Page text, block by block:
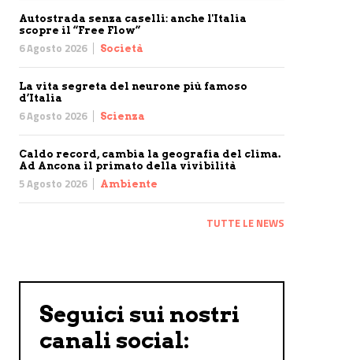
Autostrada senza caselli: anche l'Italia
scopre il “Free Flow”
6 Agosto 2026 Società
La vita segreta del neurone più famoso
d’Italia
6 Agosto 2026 Scienza
Caldo record, cambia la geografia del clima.
Ad Ancona il primato della vivibilità
5 Agosto 2026 Ambiente
TUTTE LE NEWS
Seguici sui nostri
canali social: